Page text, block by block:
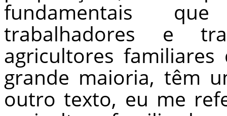
fundamentais
trabalhadores e
agricultores
grande maioria, têm
outro texto, eu me